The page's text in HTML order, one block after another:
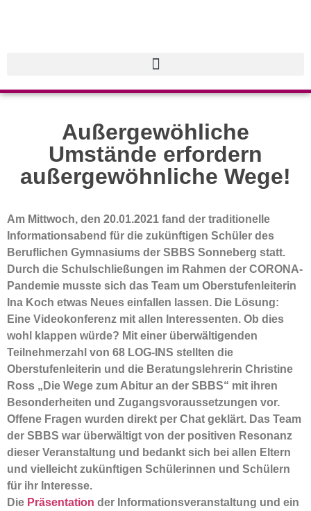
Außergewöhliche
Umstände erfordern
außergewöhnliche Wege!
Am Mittwoch, den 20.01.2021 fand der traditionelle
Informationsabend für die zukünftigen Schüler des
Beruflichen Gymnasiums der SBBS Sonneberg statt.
Durch die Schulschließungen im Rahmen der CORONA-
Pandemie musste sich das Team um Oberstufenleiterin
Ina Koch etwas Neues einfallen lassen. Die Lösung:
Eine Videokonferenz mit allen Interessenten. Ob dies
wohl klappen würde? Mit einer überwältigenden
Teilnehmerzahl von 68 LOG-INS stellten die
Oberstufenleiterin und die Beratungslehrerin Christine
Ross „Die Wege zum Abitur an der SBBS“ mit ihren
Besonderheiten und Zugangsvoraussetzungen vor.
Offene Fragen wurden direkt per Chat geklärt. Das Team
der SBBS war überwältigt von der positiven Resonanz
dieser Veranstaltung und bedankt sich bei allen Eltern
und vielleicht zukünftigen Schülerinnen und Schülern
für ihr Interesse.
Die Präsentation der Informationsveranstaltung und ein